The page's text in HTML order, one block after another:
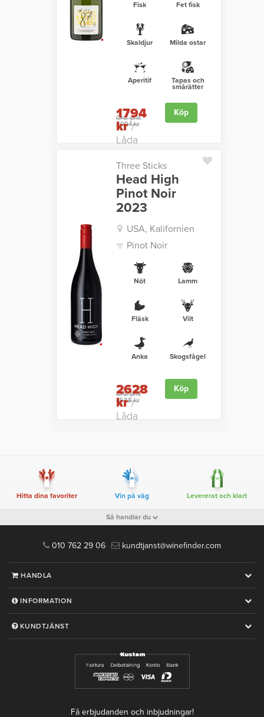
Fisk Fet fisk
Skaldjur Milda ostar
Aperitif Tapas och
smårätter
Ord. pris
2094 kr
1794
kr/
Låda
Köp
Three Sticks
Head High
Pinot Noir
2023
USA, Kalifornien
Pinot Noir
Nöt Lamm
Fläsk Vilt
Anka Skogsfågel
Ord. pris
3588 kr
2628
kr/
Låda
Köp
Hitta dina favoriter Vin på väg Levererat och klart
Så handlar du
010 762 29 06 kundtjanst@winefinder.com
HANDLA
INFORMATION
KUNDTJÄNST
Få erbjudanden och inbjudningar!